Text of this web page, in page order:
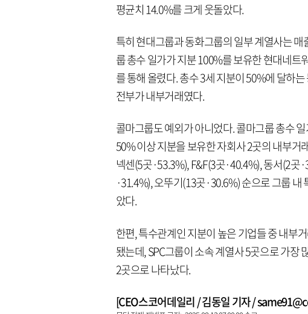
평균치 14.0%를 크게 웃돌았다.
특히 현대그룹과 동화그룹의 일부 계열사는
룹 총수 일가가 지분 100%를 보유한 현대네
를 통해 올렸다. 총수 3세 지분이 50%에 달하
전부가 내부거래였다.
콜마그룹도 예외가 아니었다. 콜마그룹 총수
50% 이상 지분을 보유한 자회사 2곳의 내부
넥센(5곳·53.3%), F&F(3곳·40.4%), 동서(2
·31.4%), 오뚜기(13곳·30.6%) 순으로 그룹
았다.
한편, 특수관계인 지분이 높은 기업들 중 내부
됐는데, SPC그룹이 소속 계열사 5곳으로 가장
2곳으로 나타났다.
[CEO스코어데일리 / 김동일 기자 /